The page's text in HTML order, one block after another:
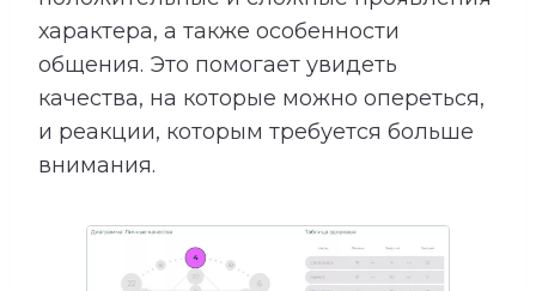
характера, а также особенности
общения. Это помогает увидеть
качества, на которые можно опереться,
и реакции, которым требуется больше
внимания.